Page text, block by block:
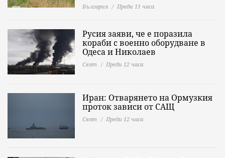
България Преди 11 часа
Русия заяви, че е поразила
кораби с военно оборудване в
Одеса и Николаев
Свят Преди 12 часа
Иран: Отварянето на Ормузкия
проток зависи от САЩ
Свят Преди 12 часа